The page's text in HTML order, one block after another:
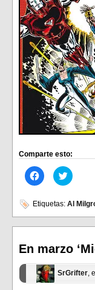
Comparte esto:
Haz
clic
en
Facebook
(Se
abre
ventana
nueva)
Haz
clic
en
Twitter
(Se
abre
ventana
nueva)
Etiquetas: Al
En marzo
SrGrifter,